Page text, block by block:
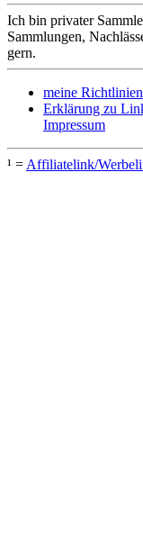
Ich bin privater
Sammlungen,
gern.
meine Richtlinien
Erklärung zu
Impressum
¹ = Affiliatelink/